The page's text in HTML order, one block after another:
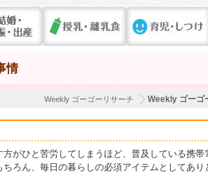
情
Weekly ゴーゴ
Weekly ゴーゴーリサーチ
がひと苦労してしまうほど、普及している携帯
ろん、毎日の暮らしの必須アイテムとしてあ